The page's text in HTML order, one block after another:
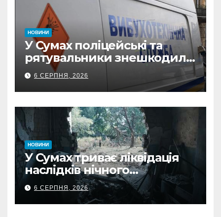
НОВИНИ
У Сумах поліцейські та
рятувальники знешкодили
500-кілограмову авіабомбу
росіян
6 СЕРПНЯ, 2026
НОВИНИ
У Сумах триває ліквідація
наслідків нічного
масованого удару КАБами
6 СЕРПНЯ, 2026